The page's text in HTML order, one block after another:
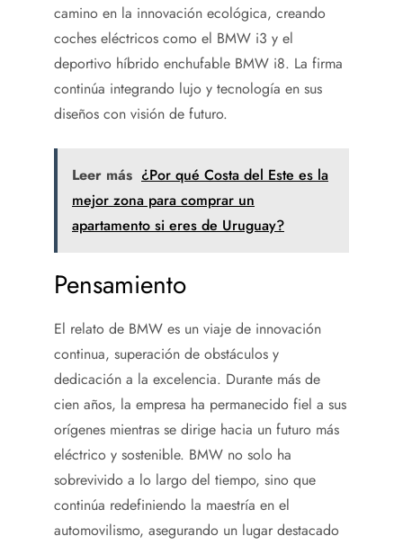
camino en la innovación ecológica, creando
coches eléctricos como el BMW i3 y el
deportivo híbrido enchufable BMW i8. La firma
continúa integrando lujo y tecnología en sus
diseños con visión de futuro.
Leer más ¿Por qué Costa del Este es la
mejor zona para comprar un
apartamento si eres de Uruguay?
Pensamiento
El relato de BMW es un viaje de innovación
continua, superación de obstáculos y
dedicación a la excelencia. Durante más de
cien años, la empresa ha permanecido fiel a sus
orígenes mientras se dirige hacia un futuro más
eléctrico y sostenible. BMW no solo ha
sobrevivido a lo largo del tiempo, sino que
continúa redefiniendo la maestría en el
automovilismo, asegurando un lugar destacado